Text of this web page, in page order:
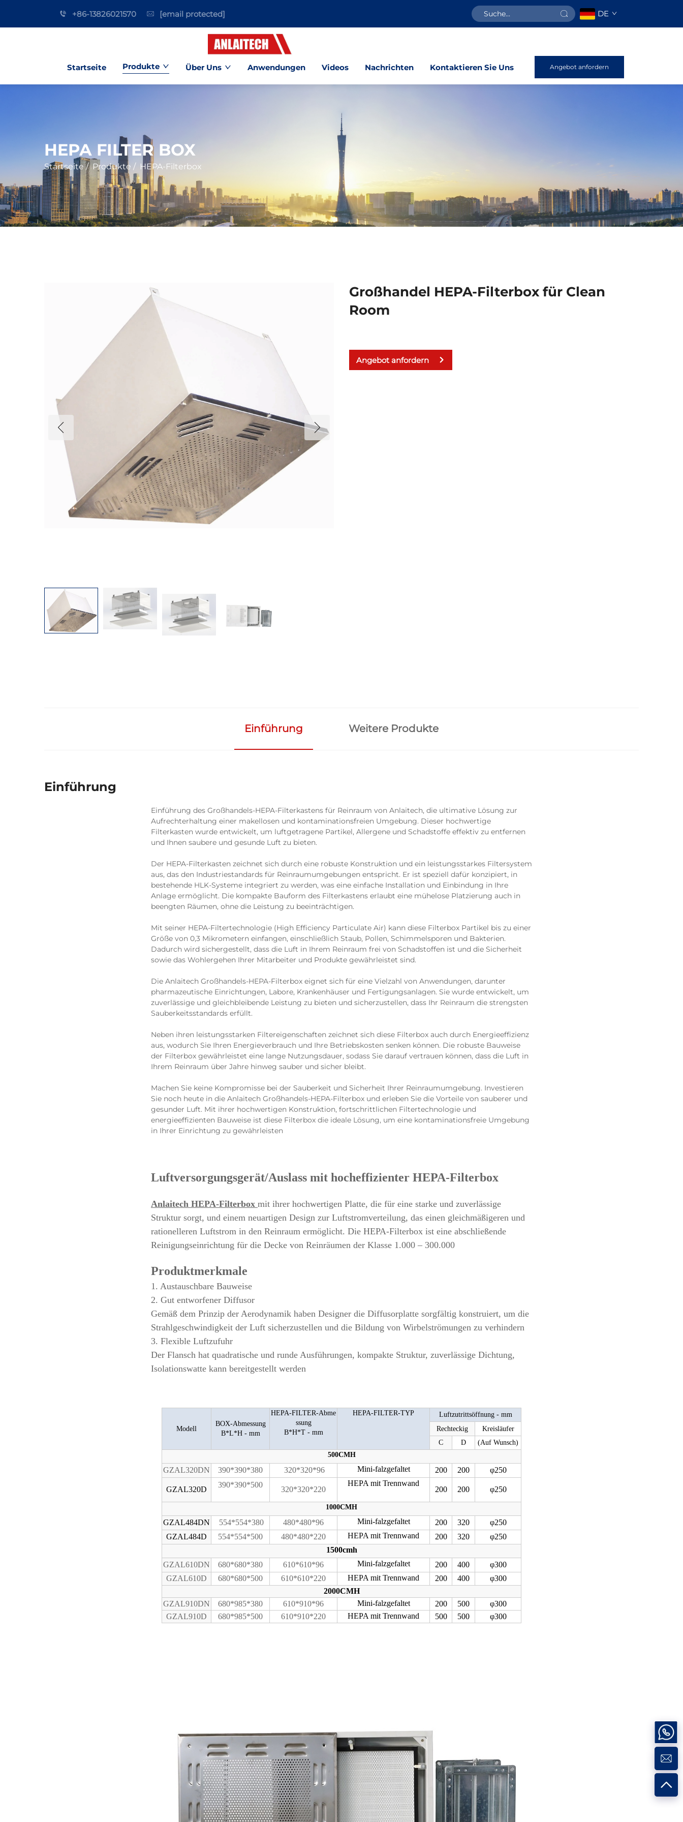
+86-13826021570 [email protected] DE
Startseite Produkte Über Uns Anwendungen Videos Nachrichten Kontaktieren Sie Uns Angebot anfordern
HEPA FILTER BOX
Startseite/Produkte / HEPA-Filterbox
Großhandel HEPA-Filterbox für Clean
Room
Angebot anfordern
Einführung Weitere Produkte
Einführung
Einführung des Großhandels-HEPA-Filterkastens für Reinraum von Anlaitech, die ultimative Lösung zur
Aufrechterhaltung einer makellosen und kontaminationsfreien Umgebung. Dieser hochwertige
Filterkasten wurde entwickelt, um luftgetragene Partikel, Allergene und Schadstoffe effektiv zu entfernen
und Ihnen saubere und gesunde Luft zu bieten.
Der HEPA-Filterkasten zeichnet sich durch eine robuste Konstruktion und ein leistungsstarkes Filtersystem
aus, das den Industriestandards für Reinraumumgebungen entspricht. Er ist speziell dafür konzipiert, in
bestehende HLK-Systeme integriert zu werden, was eine einfache Installation und Einbindung in Ihre
Anlage ermöglicht. Die kompakte Bauform des Filterkastens erlaubt eine mühelose Platzierung auch in
beengten Räumen, ohne die Leistung zu beeinträchtigen.
Mit seiner HEPA-Filtertechnologie (High Efficiency Particulate Air) kann diese Filterbox Partikel bis zu einer
Größe von 0,3 Mikrometern einfangen, einschließlich Staub, Pollen, Schimmelsporen und Bakterien.
Dadurch wird sichergestellt, dass die Luft in Ihrem Reinraum frei von Schadstoffen ist und die Sicherheit
sowie das Wohlergehen Ihrer Mitarbeiter und Produkte gewährleistet sind.
Die Anlaitech Großhandels-HEPA-Filterbox eignet sich für eine Vielzahl von Anwendungen, darunter
pharmazeutische Einrichtungen, Labore, Krankenhäuser und Fertigungsanlagen. Sie wurde entwickelt, um
zuverlässige und gleichbleibende Leistung zu bieten und sicherzustellen, dass Ihr Reinraum die strengsten
Sauberkeitsstandards erfüllt.
Neben ihren leistungsstarken Filtereigenschaften zeichnet sich diese Filterbox auch durch Energieeffizienz
aus, wodurch Sie Ihren Energieverbrauch und Ihre Betriebskosten senken können. Die robuste Bauweise
der Filterbox gewährleistet eine lange Nutzungsdauer, sodass Sie darauf vertrauen können, dass die Luft in
Ihrem Reinraum über Jahre hinweg sauber und sicher bleibt.
Machen Sie keine Kompromisse bei der Sauberkeit und Sicherheit Ihrer Reinraumumgebung. Investieren
Sie noch heute in die Anlaitech Großhandels-HEPA-Filterbox und erleben Sie die Vorteile von sauberer und
gesunder Luft. Mit ihrer hochwertigen Konstruktion, fortschrittlichen Filtertechnologie und
energieeffizienten Bauweise ist diese Filterbox die ideale Lösung, um eine kontaminationsfreie Umgebung
in Ihrer Einrichtung zu gewährleisten
Luftversorgungsgerät/Auslass mit hocheffizienter HEPA-Filterbox
Anlaitech HEPA-Filterbox mit ihrer hochwertigen Platte, die für eine starke und zuverlässige
Struktur sorgt, und einem neuartigen Design zur Luftstromverteilung, das einen gleichmäßigeren und
rationelleren Luftstrom in den Reinraum ermöglicht. Die HEPA-Filterbox ist eine abschließende
Reinigungseinrichtung für die Decke von Reinräumen der Klasse 1.000 – 300.000
Produktmerkmale
1. Austauschbare Bauweise
2. Gut entworfener Diffusor
Gemäß dem Prinzip der Aerodynamik haben Designer die Diffusorplatte sorgfältig konstruiert, um die
Strahlgeschwindigkeit der Luft sicherzustellen und die Bildung von Wirbelströmungen zu verhindern
3. Flexible Luftzufuhr
Der Flansch hat quadratische und runde Ausführungen, kompakte Struktur, zuverlässige Dichtung,
Isolationswatte kann bereitgestellt werden
Modell
BOX-Abmessung
B*L*H - mm
HEPA-FILTER-Abme
ssung
B*H*T - mm
HEPA-FILTER-TYP
Luftzutrittsöffnung - mm
Rechteckig
Kreisläufer
C
D
(Auf Wunsch)
500CMH
GZAL320DN 390*390*380 320*320*96 Mini-falzgefaltet 200 200 φ250
GZAL320D
390*390*500
320*320*220
HEPA mit Trennwand
200 200 φ250
1000CMH
GZAL484DN 554*554*380 480*480*96 Mini-falzgefaltet 200 320
φ250
GZAL484D
554*554*500 480*480*220 HEPA mit Trennwand 200 320
φ250
1500cmh
GZAL610DN
680*680*380 610*610*96 Mini-falzgefaltet 200 400
φ300
GZAL610D
680*680*500 610*610*220 HEPA mit Trennwand 200 400
φ300
2000CMH
GZAL910DN
680*985*380 610*910*96 Mini-falzgefaltet 200 500
φ300
GZAL910D
680*985*500 610*910*220 HEPA mit Trennwand 500 500 φ300